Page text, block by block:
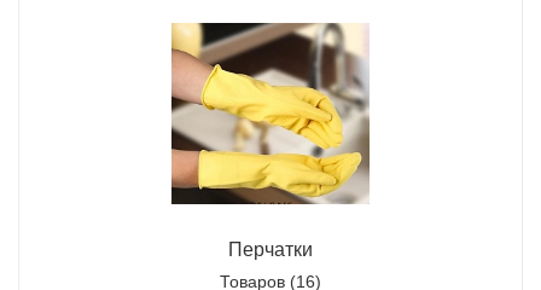
Перчатки
Товаров (16)